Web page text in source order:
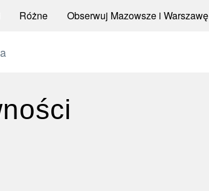
Różne Obserwuj Mazowsze i Warszawę